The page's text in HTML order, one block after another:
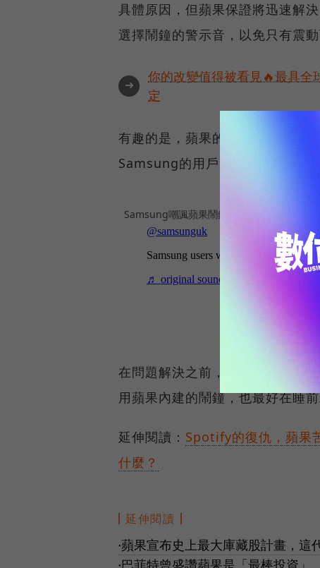
具體原因，但蘋果保證將迅速解
選擇鬧鐘的警示音，以免只有震動
➜
你的改變值得被看見🔥最具全
定
有趣的是，蘋果的競爭對手
Samsung的用戶「有準時起床」
Samsung嘲諷蘋果鬧鐘
在問題解決之前，蘋果建議其廣
用蘋果內建的鬧鐘，也最好在睡
延伸閱讀： Spotify的復仇，蘋果
什麼？
延伸閱讀
●蘋果宣布史上最大庫藏股計畫，這
●